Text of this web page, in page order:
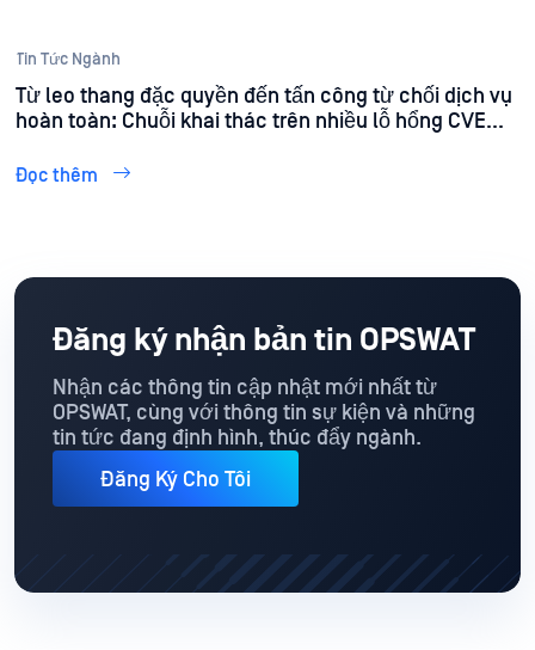
Tin Tức Ngành
Từ leo thang đặc quyền đến tấn công từ chối dịch vụ
hoàn toàn: Chuỗi khai thác trên nhiều lỗ hổng CVE
OPSWAT Phòng 515
Đọc thêm
Đăng ký nhận bản tin OPSWAT
Nhận các thông tin cập nhật mới nhất từ
OPSWAT, cùng với thông tin sự kiện và những
tin tức đang định hình, thúc đẩy ngành.
Đăng Ký Cho Tôi